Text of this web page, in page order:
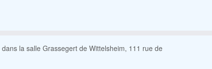
la salle Grassegert de Wittelsheim, 111 rue de